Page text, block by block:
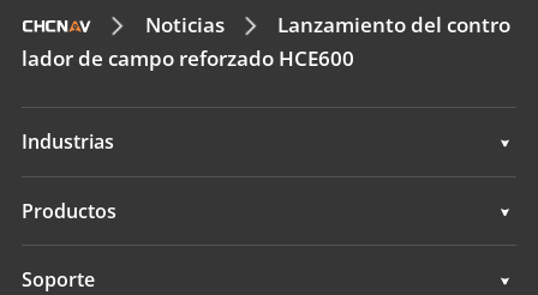
Noticias
Lanzamiento del contro
lador de campo reforzado HCE600
Industrias
Geoespacial
Productos
Geoespacial
Soporte